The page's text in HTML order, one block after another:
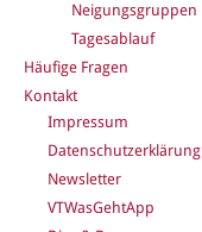
Neigungsgruppen
Tagesablauf
Häufige Fragen
Kontakt
Impressum
Datenschutzerklärung
Newsletter
VTWasGehtApp